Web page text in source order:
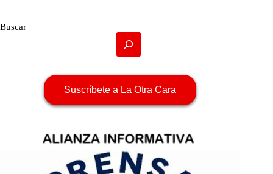
Buscar
Suscríbete a La Otra Cara